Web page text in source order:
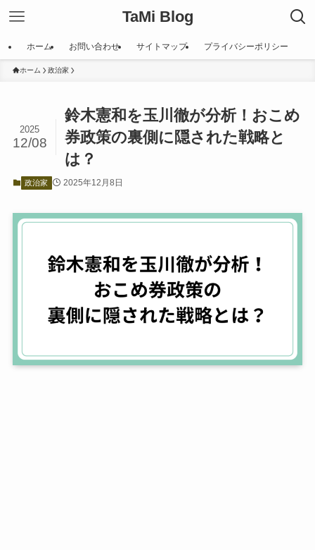
TaMi Blog
ホーム お問い合わせ サイトマップ プライバシーポリシー
ホーム 政治家
鈴木憲和を玉川徹が分析！おこめ
券政策の裏側に隠された戦略と
は？
2025
12/08
政治家 2025年12月8日